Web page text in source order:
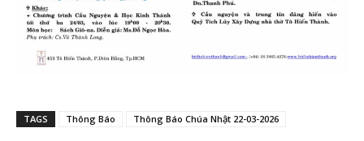
TAGS Thông Báo Thông Báo Chúa Nhật 22-03-2026